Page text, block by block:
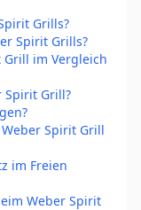
Grills?
Spirit Grills?
im Vergleich
Spirit Grill?
Spirit Grill
im Freien
Weber Spirit